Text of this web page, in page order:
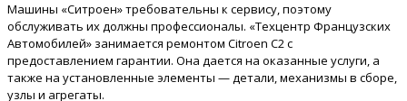
Машины «Ситроен» требовательны к сервису, поэтому
обслуживать их должны профессионалы. «Техцентр Французских
Автомобилей» занимается ремонтом Citroen C2 с
предоставлением гарантии. Она дается на оказанные услуги, а
также на установленные элементы — детали, механизмы в сборе,
узлы и агрегаты.